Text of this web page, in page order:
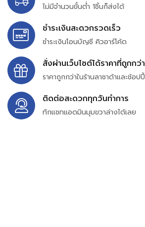
ไม่มีจำนวนขั้นต่ำ 1ชิ้นก็ส่งได้
ชำระเงินสะดวกรวดเร็ว
ชำระเงินโอนบัญชี คิวอาร์โค้ด
สั่งผ่านเว็บไซต์ได้ราคาที่ถูกกว่า
ราคาถูกกว่าในร้านลาซาด้าและช้อปปี้
ติดต่อสะดวกทุกวันทำการ
ทักแชทแอดมินมุมขวาล่างได้เลย